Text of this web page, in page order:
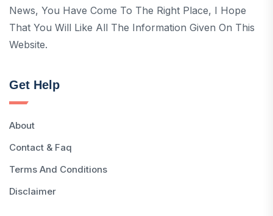
News, You Have Come To The Right Place, I Hope
That You Will Like All The Information Given On This
Website.
Get Help
About
Contact & Faq
Terms And Conditions
Disclaimer